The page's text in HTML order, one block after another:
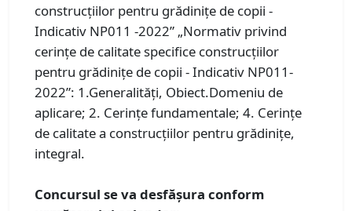
construcţiilor pentru grădiniţe de copii -
Indicativ NP011 -2022” „Normativ privind
cerinţe de calitate specifice construcţiilor
pentru grădiniţe de copii - Indicativ NP011-
2022”: 1.Generalități, Obiect.Domeniu de
aplicare; 2. Cerințe fundamentale; 4. Cerințe
de calitate a construcțiilor pentru grădinițe,
integral.
Concursul se va desfăşura conform